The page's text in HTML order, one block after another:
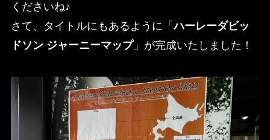
くださいね♪
さて、タイトルにもあるように「ハーレーダビッ
ドソン ジャーニーマップ」が完成いたしました！